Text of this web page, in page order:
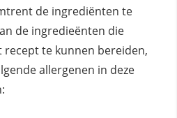
de ingrediënten te
de ingredieënten die
te kunnen bereiden,
allergenen in deze